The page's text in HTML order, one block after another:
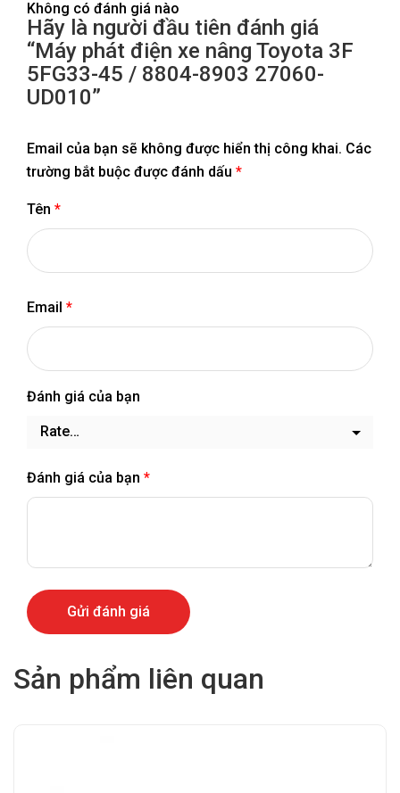
Không có đánh giá nào
Hãy là người đầu tiên đánh giá
“Máy phát điện xe nâng Toyota 3F
5FG33-45 / 8804-8903 27060-
UD010”
Email của bạn sẽ không được hiển thị công khai. Các
trường bắt buộc được đánh dấu *
Tên *
Email *
Đánh giá của bạn
Đánh giá của bạn *
Sản phẩm liên quan